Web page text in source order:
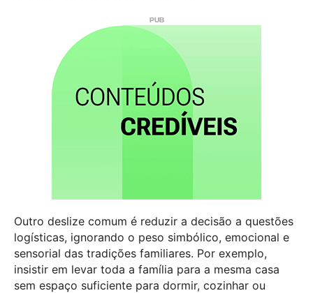
Outro deslize comum é reduzir a decisão a questões
logísticas, ignorando o peso simbólico, emocional e
sensorial das tradições familiares. Por exemplo,
insistir em levar toda a família para a mesma casa
sem espaço suficiente para dormir, cozinhar ou